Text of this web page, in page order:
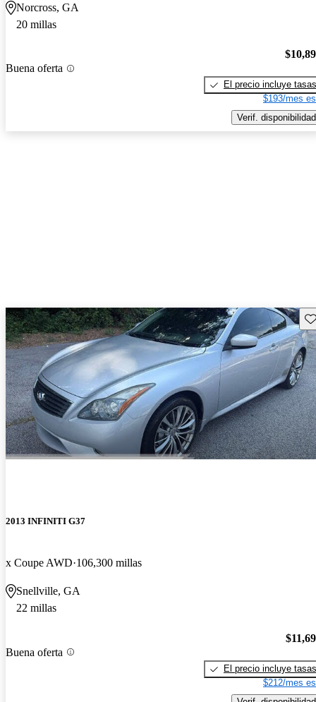
Norcross, GA
20 millas
Buena oferta
El precio incluye tasas
$193/mes
Verif. disponibilidad
2013 INFINITI G37
x Coupe AWD 106,300 millas
Snellville, GA
22 millas
Buena oferta
El precio incluye tasas
$212/mes